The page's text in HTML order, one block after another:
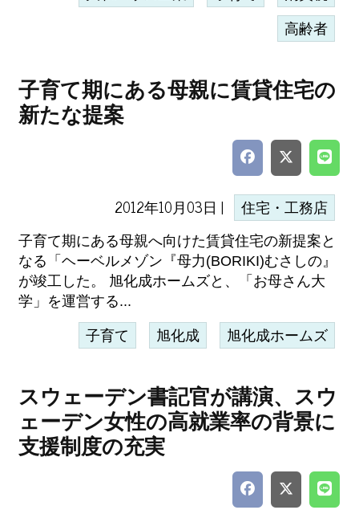
高齢者
子育て期にある母親に賃貸住宅の
新たな提案
2012年10月03日 | 住宅・工務店
子育て期にある母親へ向けた賃貸住宅の新提案と
なる「ヘーベルメゾン『母力(BORIKI)むさしの』
が竣工した。 旭化成ホームズと、「お母さん大
学」を運営する...
子育て 旭化成 旭化成ホームズ
スウェーデン書記官が講演、スウ
ェーデン女性の高就業率の背景に
支援制度の充実